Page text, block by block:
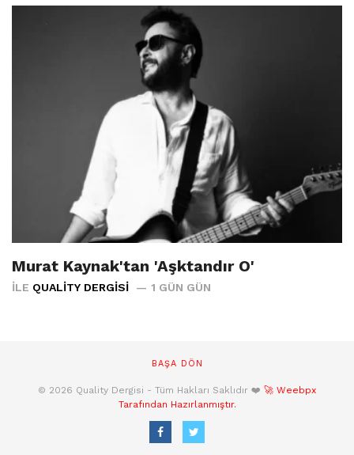
Murat Kaynak'tan 'Aşktandır O'
İLE QUALITY DERGISI 1 GÜN GÜN
BAŞA DÖN
© 2026 Quality Dergisi - Tüm Hakları Saklıdır ❤️ 🚀 Weebpx
Tarafından Hazırlanmıştır.